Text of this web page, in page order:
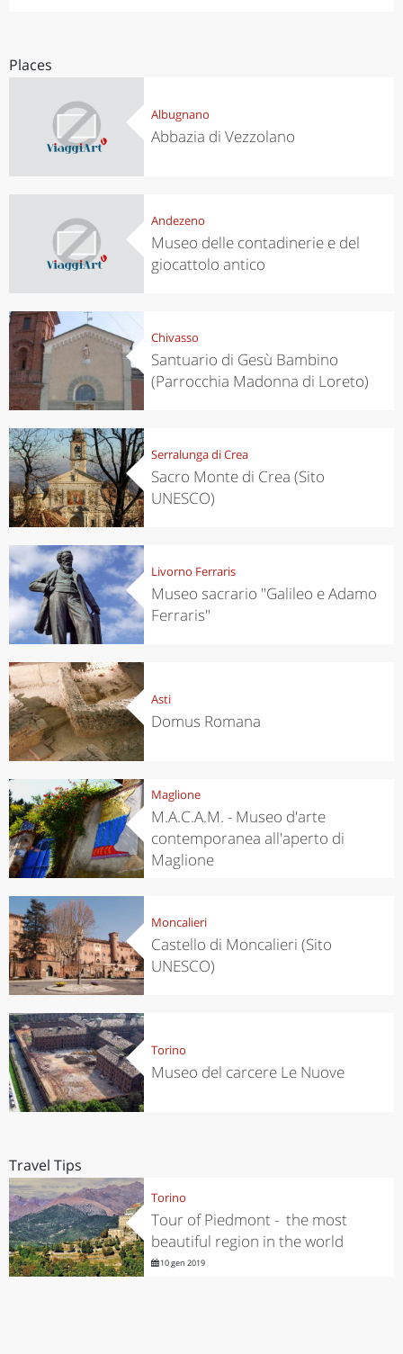
Places
Albugnano
Abbazia di Vezzolano
Andezeno
Museo delle contadinerie e del
giocattolo antico
Chivasso
Santuario di Gesù Bambino
(Parrocchia Madonna di Loreto)
Serralunga di Crea
Sacro Monte di Crea (Sito
UNESCO)
Livorno Ferraris
Museo sacrario "Galileo e Adamo
Ferraris"
Asti
Domus Romana
Maglione
M.A.C.A.M. - Museo d'arte
contemporanea all'aperto di
Maglione
Moncalieri
Castello di Moncalieri (Sito
UNESCO)
Torino
Museo del carcere Le Nuove
Travel Tips
Torino
Tour of Piedmont - the most
beautiful region in the world
10 gen 2019